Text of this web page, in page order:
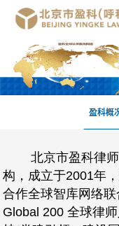
盈科概
北京市盈科律师
构，成立于2001年
合作全球智库网络
Global 200 全球律